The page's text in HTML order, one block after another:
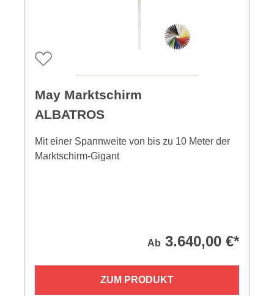
May Marktschirm
ALBATROS
Mit einer Spannweite von bis zu 10 Meter der
Marktschirm-Gigant
Ab 3.640,00 €*
ZUM PRODUKT